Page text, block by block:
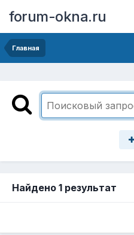
forum-okna.ru
Главная
Найдено 1 результат